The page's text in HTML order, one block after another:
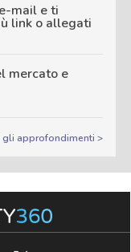
mail e ti
link o allegati
mercato e
gli approfondimenti >